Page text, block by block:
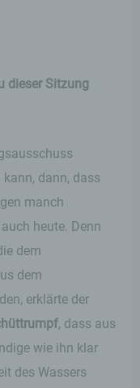
dieser Sitzung
dann, dass
manch
heute. Denn
dem
dem
erklärte der
, dass aus
wie ihn klar
des Wassers